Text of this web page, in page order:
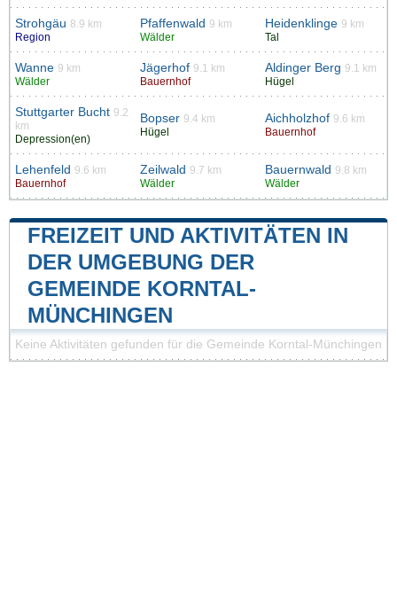
Strohgäu 8.9 km
Region
Pfaffenwald 9 km
Wälder
Heidenklinge 9 km
Tal
Wanne 9 km
Wälder
Jägerhof 9.1 km
Bauernhof
Aldinger Berg 9.1 km
Hügel
Stuttgarter Bucht 9.2
km
Depression(en)
Bopser 9.4 km
Hügel
Aichholzhof 9.6 km
Bauernhof
Lehenfeld 9.6 km
Bauernhof
Zeilwald 9.7 km
Wälder
Bauernwald 9.8 km
Wälder
FREIZEIT UND AKTIVITÄTEN IN
DER UMGEBUNG DER
GEMEINDE KORNTAL-
MÜNCHINGEN
Keine Aktivitäten gefunden für die Gemeinde Korntal-Münchingen